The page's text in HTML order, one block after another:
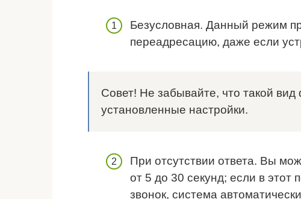
Безусловная. Данный режим
переадресацию, даже если
Совет! Не забывайте, что такой
установленные настройки.
При отсутствии ответа. Вы
от 5 до 30 секунд; если в этот
звонок, система